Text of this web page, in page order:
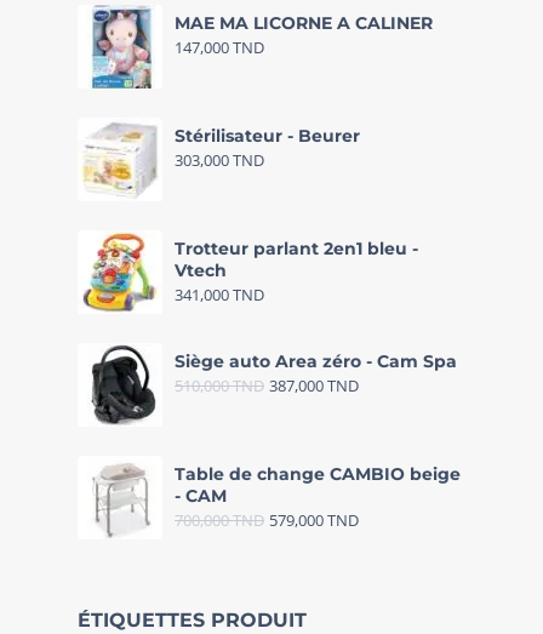
MAE MA LICORNE A CALINER
147,000TND
Stérilisateur - Beurer
303,000TND
Trotteur parlant 2en1 bleu -
Vtech
341,000TND
Siège auto Area zéro - Cam Spa
510,000TND 387,000TND
Table de change CAMBIO beige
- CAM
700,000TND 579,000TND
ÉTIQUETTES PRODUIT